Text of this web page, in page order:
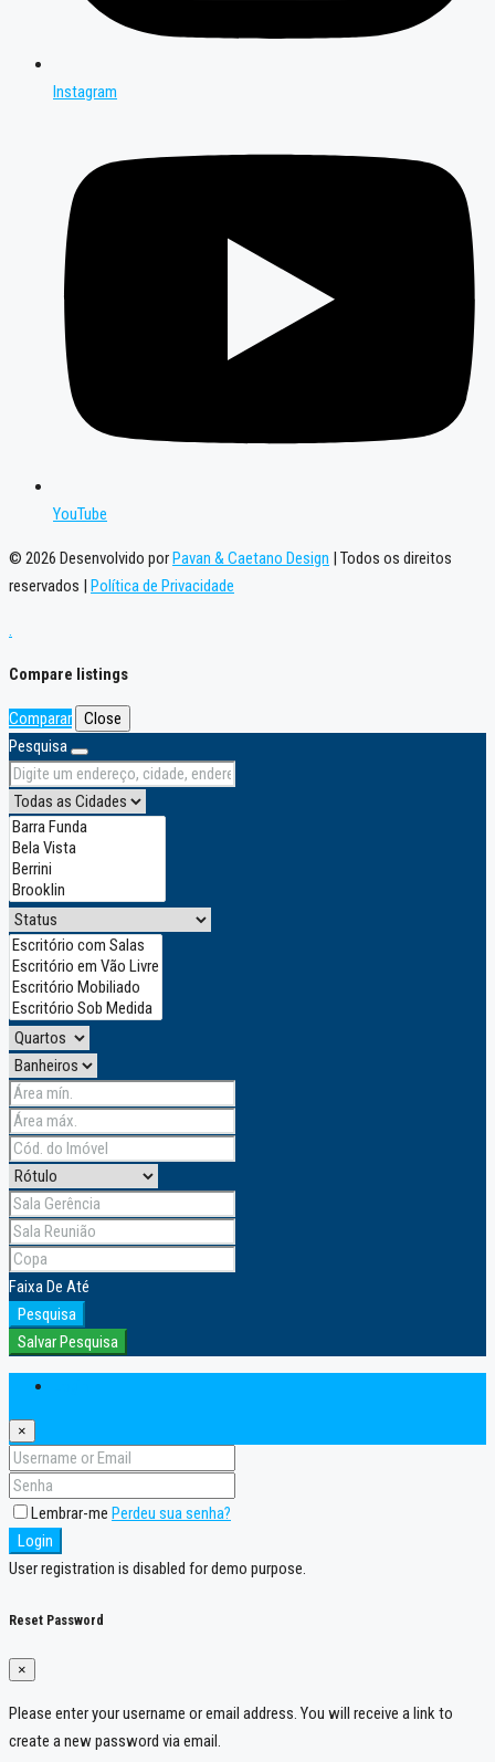
Instagram
YouTube
© 2026 Desenvolvido porPavan & Caetano Design | Todos os direitos
reservados | Política de Privacidade
.
Compare listings
Comparar
Close
Pesquisa
FaixaDe Até
Pesquisa
Salvar Pesquisa
×
Lembrar-me Perdeu sua senha?
Login
User registration is disabled for demo purpose.
Reset Password
×
Please enter your username or email address. You will receive a link to
create a new password via email.